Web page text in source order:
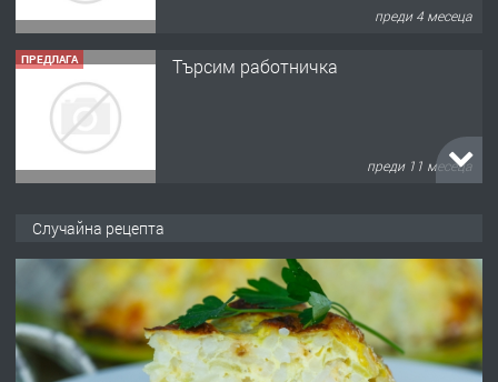
преди 4 месеца
ПРЕДЛАГА Търсим работничка
преди 11 месеца
преди 1 година
ПРЕДЛАГА Работа за общи работници
Случайна рецепта